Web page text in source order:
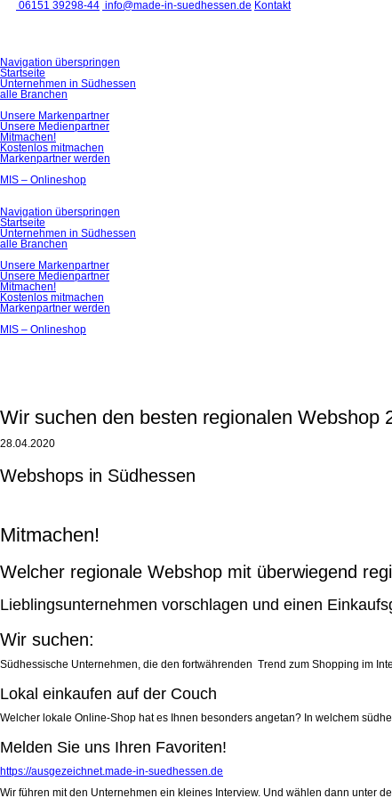
06151 39298-44 info@made-in-suedhessen.de Kontakt
Navigation überspringen
Startseite
Unternehmen in Südhessen
alle Branchen
Unsere Markenpartner
Unsere Medienpartner
Mitmachen!
Kostenlos mitmachen
Markenpartner werden
MIS – Onlineshop
Navigation überspringen
Startseite
Unternehmen in Südhessen
alle Branchen
Unsere Markenpartner
Unsere Medienpartner
Mitmachen!
Kostenlos mitmachen
Markenpartner werden
MIS – Onlineshop
Wir suchen den besten regionalen Webshop
28.04.2020
Webshops in Südhessen
Mitmachen!
Welcher regionale Webshop mit überwiegend
Lieblingsunternehmen vorschlagen und einen
Wir suchen:
Südhessische Unternehmen, die den fortwährenden Trend zum Shopping im
Lokal einkaufen auf der Couch
Welcher lokale Online-Shop hat es Ihnen besonders angetan? In welchem
Melden Sie uns Ihren Favoriten!
https://ausgezeichnet.made-in-suedhessen.de
Wir führen mit den Unternehmen ein kleines Interview. Und wählen dann unter